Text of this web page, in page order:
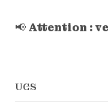
📢 Attention :
UGS